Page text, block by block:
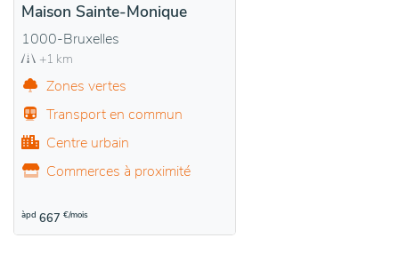
Maison Sainte-Monique
1000-Bruxelles
+1 km
Zones vertes
Transport en commun
Centre urbain
Commerces à proximité
àpd 667 €/mois